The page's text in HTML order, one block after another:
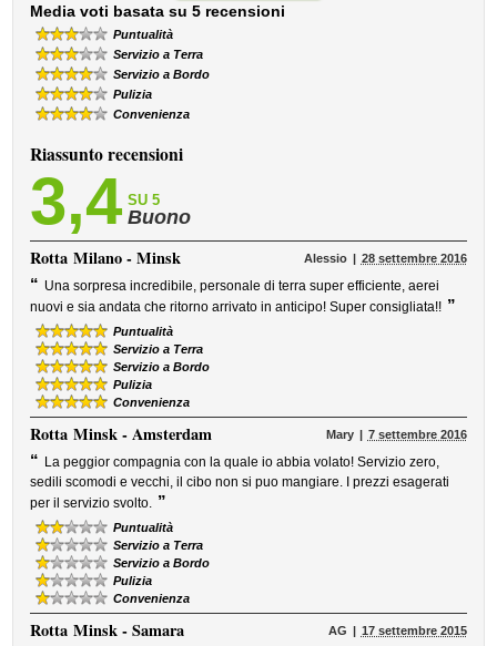
Media voti basata su 5 recensioni
Puntualità
Servizio a Terra
Servizio a Bordo
Pulizia
Convenienza
Riassunto recensioni
3,4 SU 5
Buono
RottaMilano - Minsk Alessio 28 settembre 2016
“ Una sorpresa incredibile, personale di terra super efficiente, aerei
nuovi e sia andata che ritorno arrivato in anticipo! Super consigliata!! ”
Puntualità
Servizio a Terra
Servizio a Bordo
Pulizia
Convenienza
RottaMinsk - Amsterdam Mary 7 settembre 2016
“ La peggior compagnia con la quale io abbia volato! Servizio zero,
sedili scomodi e vecchi, il cibo non si puo mangiare. I prezzi esagerati
per il servizio svolto. ”
Puntualità
Servizio a Terra
Servizio a Bordo
Pulizia
Convenienza
RottaMinsk - Samara AG 17 settembre 2015